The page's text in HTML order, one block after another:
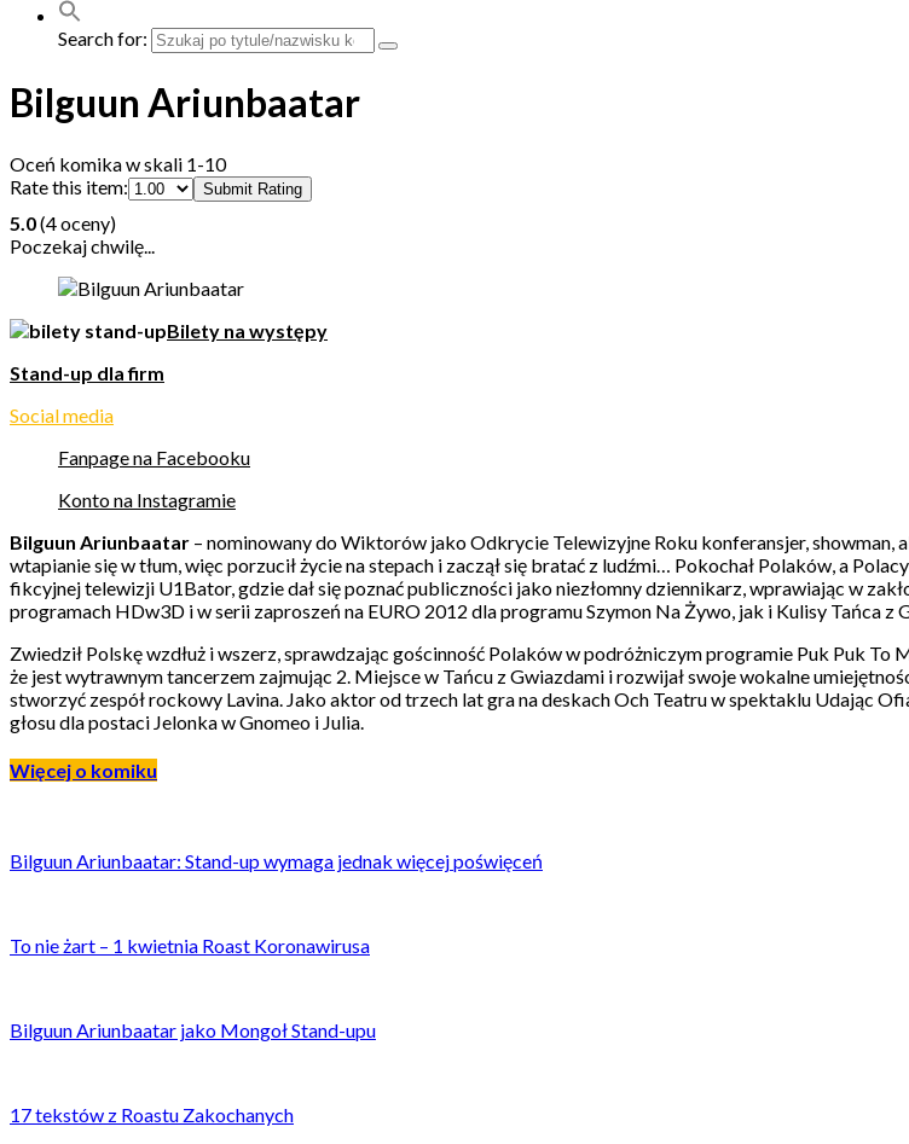
Search for:
Bilguun Ariunbaatar
Oceń komika w skali 1-10
Rate this item:
Submit Rating
5.0(4 oceny)
Poczekaj chwilę...
Bilety na występy
Stand-up dla firm
Social media
Fanpage na Facebooku
Konto na Instagramie
Bilguun Ariunbaatar – nominowany do Wiktorów jako Odkrycie Telewizyjne Roku konferansjer,
wtapianie się w tłum, więc porzucił życie na stepach i zaczął się bratać z ludźmi… Pokochał Polaków, a
fikcyjnej telewizji U1Bator, gdzie dał się poznać publiczności jako niezłomny dziennikarz, wprawiając w
programach HDw3D i w serii zaproszeń na EURO 2012 dla programu Szymon Na Żywo, jak i Kulisy Tańca z
Zwiedził Polskę wzdłuż i wszerz, sprawdzając gościnność Polaków w podróżniczym programie Puk Puk
że jest wytrawnym tancerzem zajmując 2. Miejsce w Tańcu z Gwiazdami i rozwijał swoje wokalne
stworzyć zespół rockowy Lavina. Jako aktor od trzech lat gra na deskach Och Teatru w spektaklu Udając
głosu dla postaci Jelonka w Gnomeo i Julia.
Więcej o komiku
Bilguun Ariunbaatar: Stand-up wymaga jednak więcej poświęceń
To nie żart – 1 kwietnia Roast Koronawirusa
Bilguun Ariunbaatar jako Mongoł Stand-upu
17 tekstów z Roastu Zakochanych